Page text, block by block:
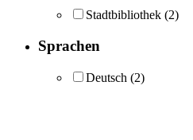
Stadtbibliothek (2)
Sprachen
Deutsch (2)